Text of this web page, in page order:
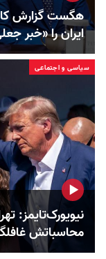
هگست گزارش
ایران را «خبر
سیاسی و اجتماعی
نیویورک‌تایمز:
محاسباتش